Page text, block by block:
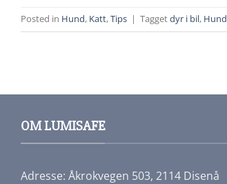
Posted in Hund, Katt,Tips | Taggetdyr i bil, Hund
OM LUMISAFE
Adresse: Åkrokvegen 503, 2114 Disenå